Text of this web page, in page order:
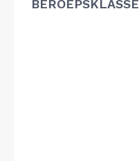
BEROEPSKLASSE